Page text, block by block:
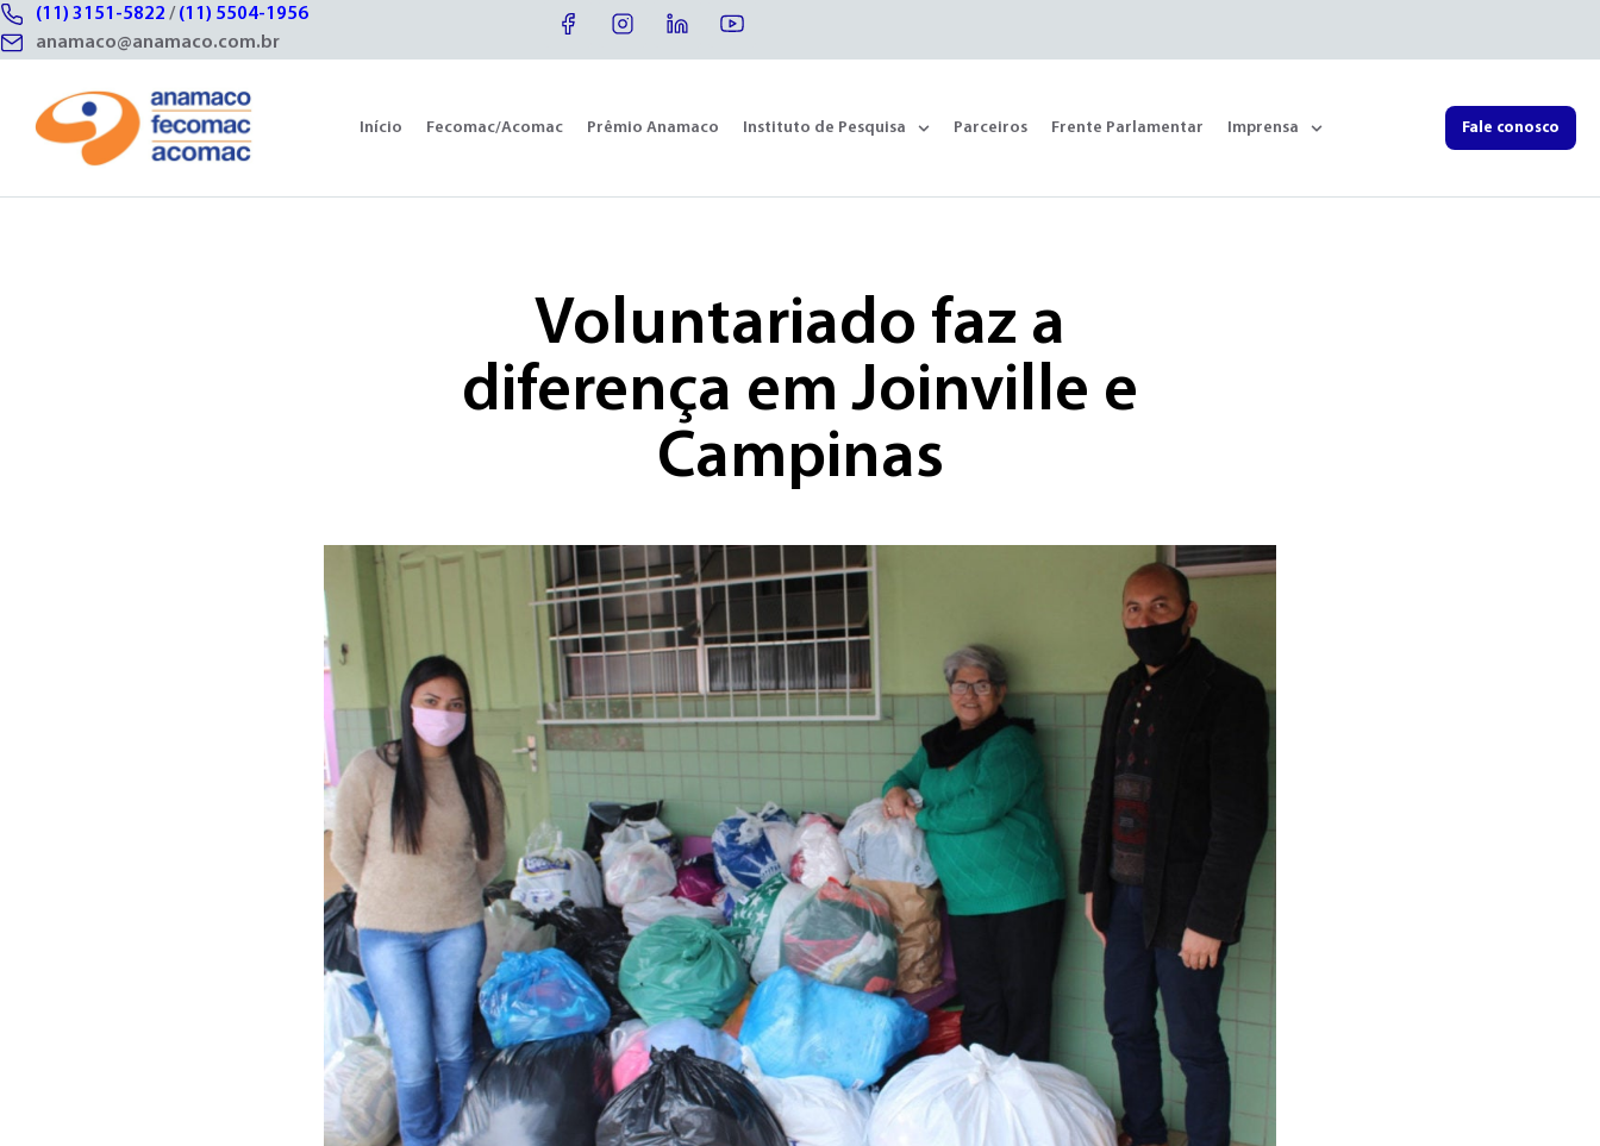
(11) 3151-5822 / (11) 5504-1956
anamaco@anamaco.com.br
Início Fecomac/Acomac Prêmio Anamaco Instituto de Pesquisa Parceiros Frente Parlamentar Imprensa Fale conosco
Voluntariado faz a
diferença em Joinville e
Campinas